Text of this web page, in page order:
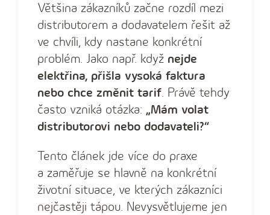
Většina zákazníků začne rozdíl mezi
distributorem a dodavatelem řešit až
ve chvíli, kdy nastane konkrétní
problém. Jako např. když nejde
elektřina, přišla vysoká faktura
nebo chce změnit tarif. Právě tehdy
často vzniká otázka: „Mám volat
distributorovi nebo dodavateli?“
Tento článek jde více do praxe
a zaměřuje se hlavně na konkrétní
životní situace, ve kterých zákazníci
nejčastěji tápou. Nevysvětlujeme jen